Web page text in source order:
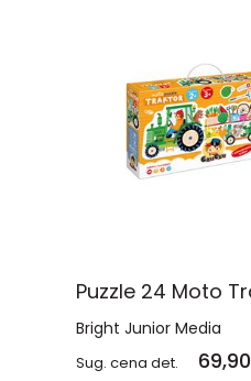
Bright Junior Media
Sug. cena det. 69,90